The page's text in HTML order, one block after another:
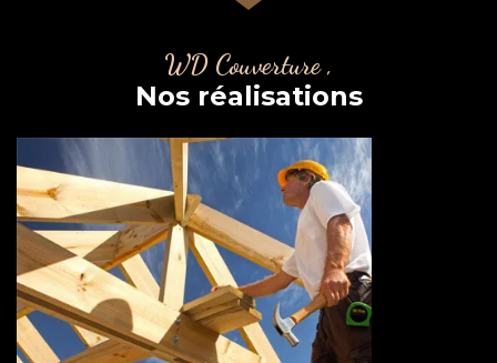
WD Couverture ,
Nos réalisations
Couvreur charpentier 73
Savoie